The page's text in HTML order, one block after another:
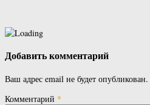
Добавить комментарий
Ваш адрес email не будет опубликован.
Комментарий *